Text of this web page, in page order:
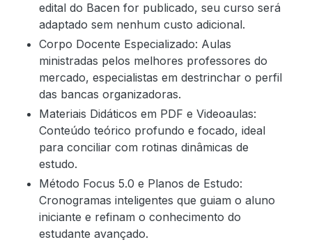
edital do Bacen for publicado, seu curso será
adaptado sem nenhum custo adicional.
Corpo Docente Especializado: Aulas
ministradas pelos melhores professores do
mercado, especialistas em destrinchar o perfil
das bancas organizadoras.
Materiais Didáticos em PDF e Videoaulas:
Conteúdo teórico profundo e focado, ideal
para conciliar com rotinas dinâmicas de
estudo.
Método Focus 5.0 e Planos de Estudo:
Cronogramas inteligentes que guiam o aluno
iniciante e refinam o conhecimento do
estudante avançado.